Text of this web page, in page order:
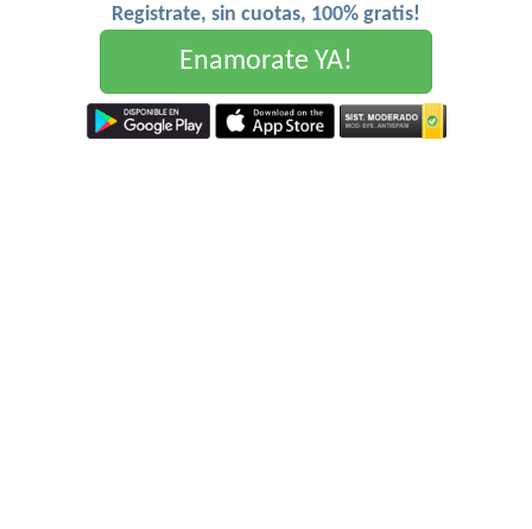
Registrate, sin cuotas, 100% gratis!
Enamorate YA!